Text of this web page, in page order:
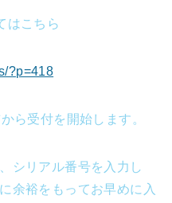
はこちら
?p=418
ら受付を開始します。
シリアル番号を入力し
余裕をもってお早めに入